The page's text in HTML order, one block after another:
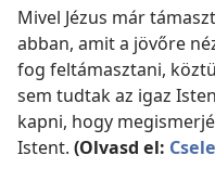
Mivel Jézus már
abban, amit a jövőre
fog feltámasztani,
sem tudtak az igaz
kapni, hogy
Istent. (Olvasd el: